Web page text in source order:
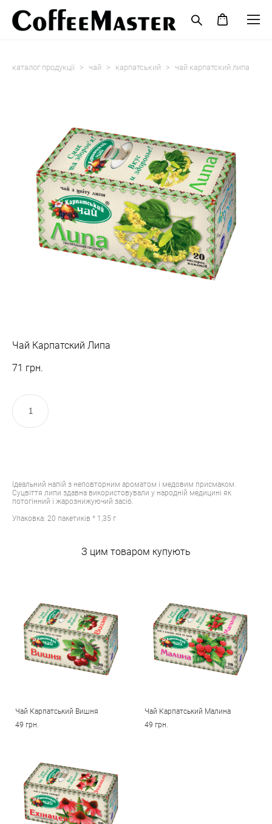
каталог продукції > чай > карпатський > чай карпатский липа
Чай Карпатский Липа
71 грн.
Ідеальний напій з неповторним ароматом і медовим присмаком.
Суцвіття липи здавна використовували у народній медицині як
потогінний і жарознижуючий засіб.
Упаковка: 20 пакетиків * 1,35 г
З цим товаром купують
Чай Карпатський Вишня
49 грн.
Чай Карпатський Малина
49 грн.